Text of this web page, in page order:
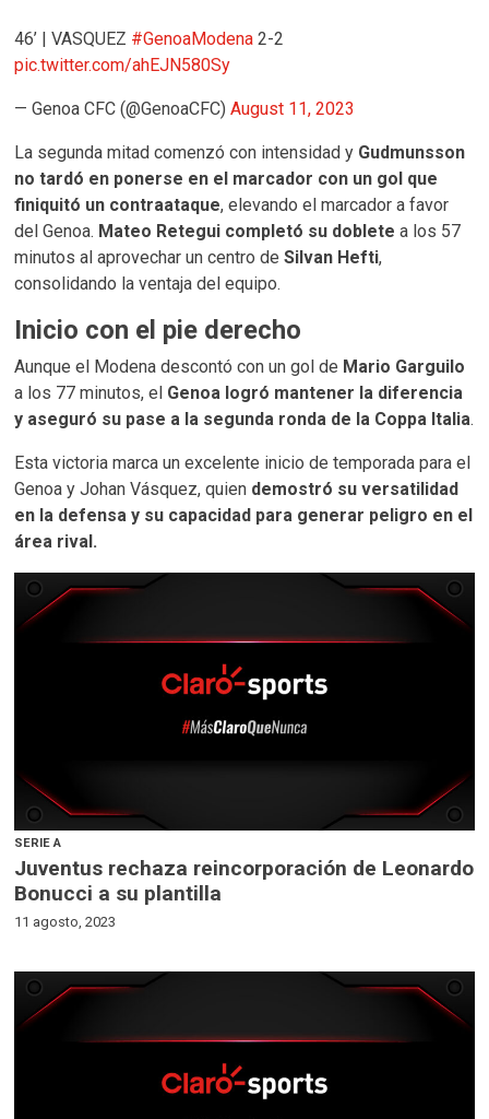
46’ | VASQUEZ #GenoaModena 2-2
pic.twitter.com/ahEJN580Sy
— Genoa CFC (@GenoaCFC)August 11, 2023
La segunda mitad comenzó con intensidad y Gudmunsson
no tardó en ponerse en el marcador con un gol que
finiquitó un contraataque, elevando el marcador a favor
del Genoa. Mateo Retegui completó su doblete a los 57
minutos al aprovechar un centro deSilvan Hefti,
consolidando la ventaja del equipo.
Inicio con el pie derecho
Aunque el Modena descontó con un gol de Mario Garguilo
a los 77 minutos, el Genoa logró mantener la diferencia
y aseguró su pase a la segunda ronda de la Coppa Italia.
Esta victoria marca un excelente inicio de temporada para el
Genoa y Johan Vásquez, quien demostró su versatilidad
en la defensa y su capacidad para generar peligro en el
área rival.
SERIE A
Juventus rechaza reincorporación de Leonardo
Bonucci a su plantilla
11 agosto, 2023